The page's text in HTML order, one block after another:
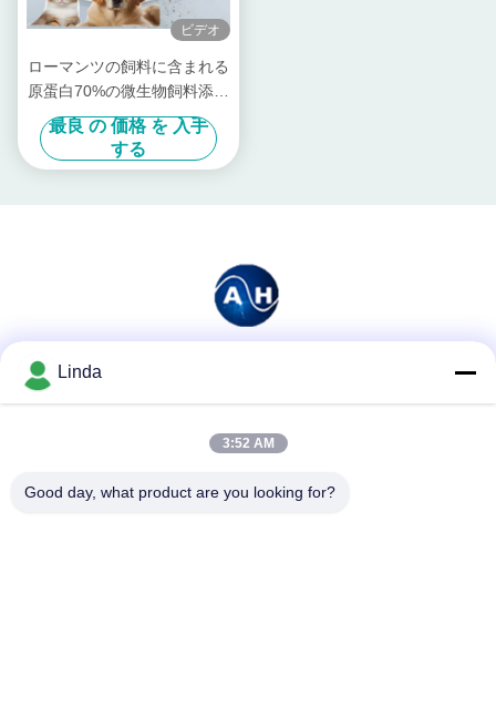
ビデオ
ローマンツの飼料に含まれる
原蛋白70%の微生物飼料添加
物
最良 の 価格 を 入手
する
迅速な連絡
Linda
3:52 AM
Good day, what product are you looking for?